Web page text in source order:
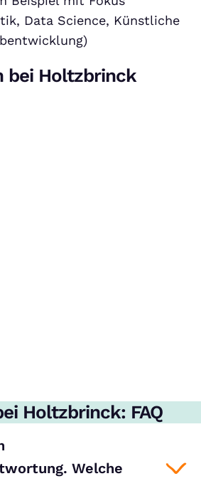
Data Science, Künstliche
bei Holtzbrinck
Holtzbrinck: FAQ
Welche